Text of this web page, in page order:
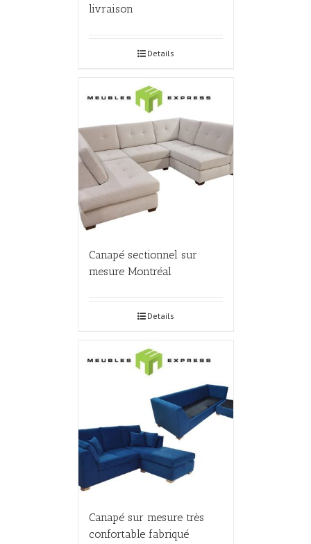
livraison
Details
Canapé sectionnel sur
mesure Montréal
Details
Canapé sur mesure très
confortable fabriqué